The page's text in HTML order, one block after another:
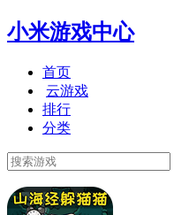
小米游戏中心
首页
云游戏
排行
分类